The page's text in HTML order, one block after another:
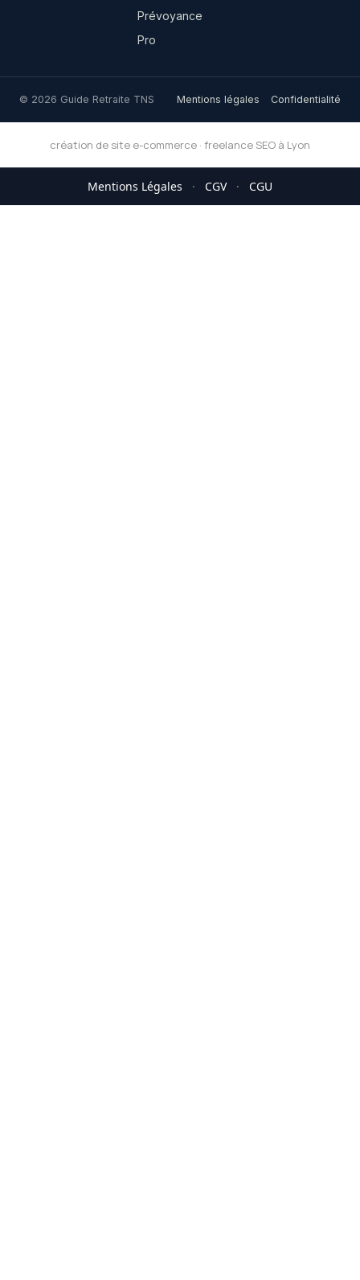
Prévoyance
Pro
© 2026 Guide Retraite TNS Mentions légales Confidentialité
création de site e-commerce · freelance SEO à Lyon
Mentions Légales · CGV · CGU